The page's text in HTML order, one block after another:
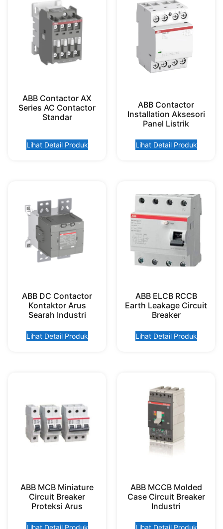
ABB Contactor AX
Series AC Contactor
Standar
Lihat Detail Produk
ABB Contactor
Installation Aksesori
Panel Listrik
Lihat Detail Produk
ABB DC Contactor
Kontaktor Arus
Searah Industri
Lihat Detail Produk
ABB ELCB RCCB
Earth Leakage Circuit
Breaker
Lihat Detail Produk
ABB MCB Miniature
Circuit Breaker
Proteksi Arus
Lihat Detail Produk
ABB MCCB Molded
Case Circuit Breaker
Industri
Lihat Detail Produk